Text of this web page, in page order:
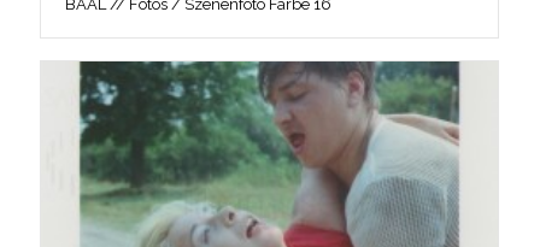
BAAL // Fotos / Szenenfoto Farbe 16